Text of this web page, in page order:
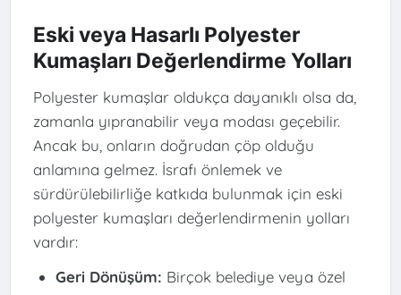
Eski veya Hasarlı Polyester
Kumaşları Değerlendirme Yolları
Polyester kumaşlar oldukça dayanıklı olsa da,
zamanla yıpranabilir veya modası geçebilir.
Ancak bu, onların doğrudan çöp olduğu
anlamına gelmez. İsrafı önlemek ve
sürdürülebilirliğe katkıda bulunmak için eski
polyester kumaşları değerlendirmenin yolları
vardır:
Geri Dönüşüm: Birçok belediye veya özel